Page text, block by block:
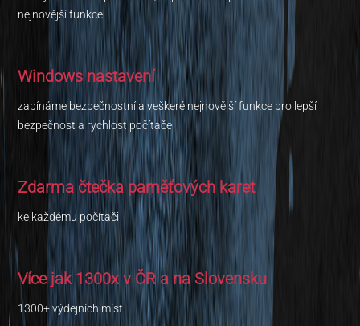
nejnovější funkce
Windows nastavení
zapínáme bezpečnostní a veškeré nejnovější funkce pro lepší
bezpečnost a rychlost počítače
Zdarma čtečka paměťových karet
ke každému počítači
Více jak 1300x v ČR a na Slovensku
1300+ výdejních míst